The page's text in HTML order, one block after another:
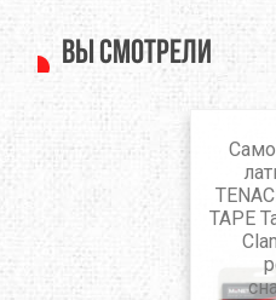
Вы смотрели
TAPE